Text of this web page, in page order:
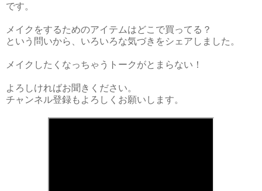
です。
メイクをするためのアイテムはどこで買ってる？
という問いから、いろいろな気づきをシェアしました。
メイクしたくなっちゃうトークがとまらない！
よろしければお聞きください。